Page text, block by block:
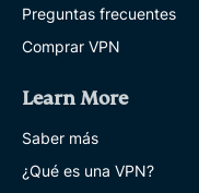
Preguntas frecuentes
Comprar VPN
Learn More
Saber más
¿Qué es una VPN?